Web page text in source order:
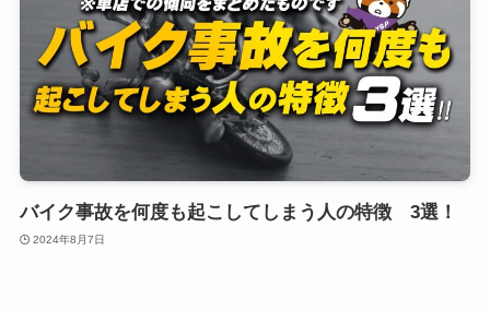
バイク事故を何度も起こしてしまう人の特徴 3選！
2024年8月7日